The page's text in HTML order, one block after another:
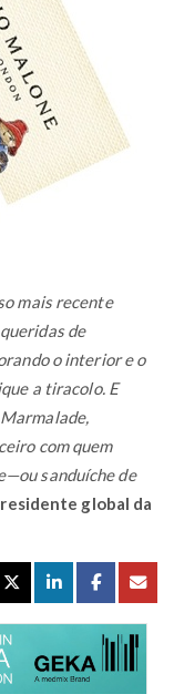
mais recente
de
o interior e o
a tiracolo. E
com quem
sanduíche de
global da